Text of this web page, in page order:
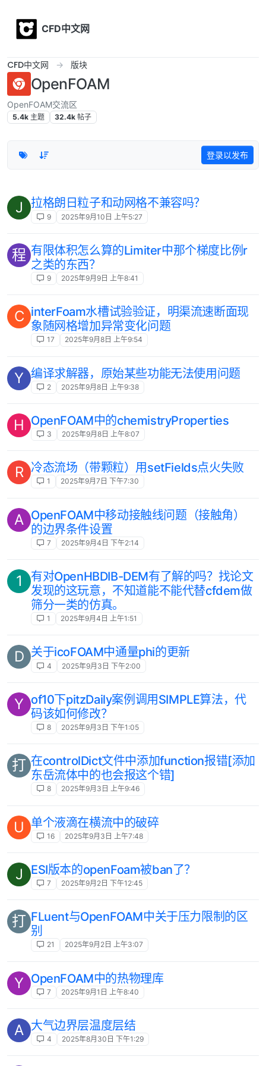
CFD中文网
CFD中文网 版块
OpenFOAM
OpenFOAM交流区
5.4k 主题 32.4k 帖子
登录以发布
J 拉格朗日粒子和动网格不兼容吗？
9 2025年9月10日 上午5:27
程 有限体积怎么算的Limiter中那个梯度比例r
之类的东西？
9 2025年9月9日 上午8:41
C interFoam水槽试验验证，明渠流速断面现
象随网格增加异常变化问题
17 2025年9月8日 上午9:54
Y 编译求解器，原始某些功能无法使用问题
2 2025年9月8日 上午9:38
H OpenFOAM中的chemistryProperties
3 2025年9月8日 上午8:07
R 冷态流场（带颗粒）用setFields点火失败
1 2025年9月7日 下午7:30
A OpenFOAM中移动接触线问题（接触角）
的边界条件设置
7 2025年9月4日 下午2:14
1
有对OpenHBDIB-DEM有了解的吗？找论文
发现的这玩意，不知道能不能代替cfdem做
筛分一类的仿真。
1 2025年9月4日 上午1:51
D 关于icoFOAM中通量phi的更新
4 2025年9月3日 下午2:00
Y of10下pitzDaily案例调用SIMPLE算法，代
码该如何修改？
8 2025年9月3日 下午1:05
打 在controlDict文件中添加function报错[添加
东岳流体中的也会报这个错]
8 2025年9月3日 上午9:46
U 单个液滴在横流中的破碎
16 2025年9月3日 上午7:48
J ESI版本的openFoam被ban了？
7 2025年9月2日 下午12:45
打 FLuent与OpenFOAM中关于压力限制的区
别
21 2025年9月2日 上午3:07
Y OpenFOAM中的热物理库
7 2025年9月1日 上午8:40
A 大气边界层温度层结
4 2025年8月30日 下午1:29